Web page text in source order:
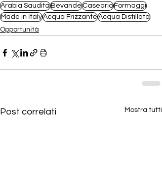
Arabia SauditaBevandeCasearioFormaggi
Made in ItalyAcqua FrizzanteAcqua Distillata
Opportunità
Post correlati Mostra tutti